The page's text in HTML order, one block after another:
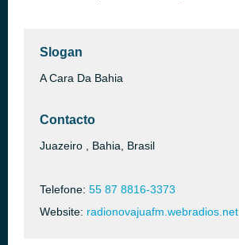
Slogan
A Cara Da Bahia
Contacto
Juazeiro , Bahia, Brasil
Telefone: 55 87 8816-3373
Website: radionovajuafm.webradios.net